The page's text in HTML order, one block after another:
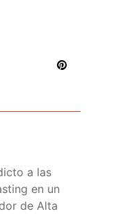
a las
en un
de Alta